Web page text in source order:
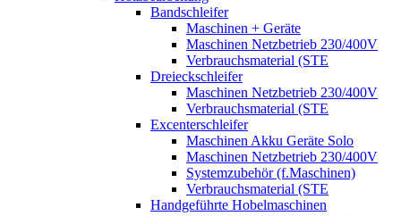
Bandschleifer
Maschinen + Geräte
Maschinen Netzbetrieb 230/400V
Verbrauchsmaterial (STE
Dreieckschleifer
Maschinen Netzbetrieb 230/400V
Verbrauchsmaterial (STE
Excenterschleifer
Maschinen Akku Geräte Solo
Maschinen Netzbetrieb 230/400V
Systemzubehör (f.Maschinen)
Verbrauchsmaterial (STE
Handgeführte Hobelmaschinen